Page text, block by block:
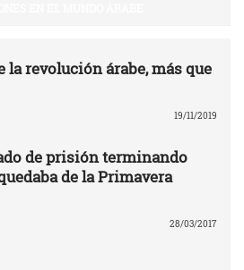
la revolución árabe, más que
19/11/2019
de prisión terminando
de la Primavera
28/03/2017